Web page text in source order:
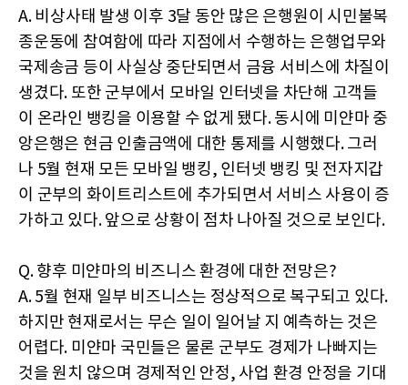
A. 비상사태 발생 이후 3달 동안 많은 은행원이 시민불복
종운동에 참여함에 따라 지점에서 수행하는 은행업무와
국제송금 등이 사실상 중단되면서 금융 서비스에 차질이
생겼다. 또한 군부에서 모바일 인터넷을 차단해 고객들
이 온라인 뱅킹을 이용할 수 없게 됐다. 동시에 미얀마 중
앙은행은 현금 인출금액에 대한 통제를 시행했다. 그러
나 5월 현재 모든 모바일 뱅킹, 인터넷 뱅킹 및 전자지갑
이 군부의 화이트리스트에 추가되면서 서비스 사용이 증
가하고 있다. 앞으로 상황이 점차 나아질 것으로 보인다.
Q. 향후 미얀마의 비즈니스 환경에 대한 전망은?
A. 5월 현재 일부 비즈니스는 정상적으로 복구되고 있다.
하지만 현재로서는 무슨 일이 일어날 지 예측하는 것은
어렵다. 미얀마 국민들은 물론 군부도 경제가 나빠지는
것을 원치 않으며 경제적인 안정, 사업 환경 안정을 기대